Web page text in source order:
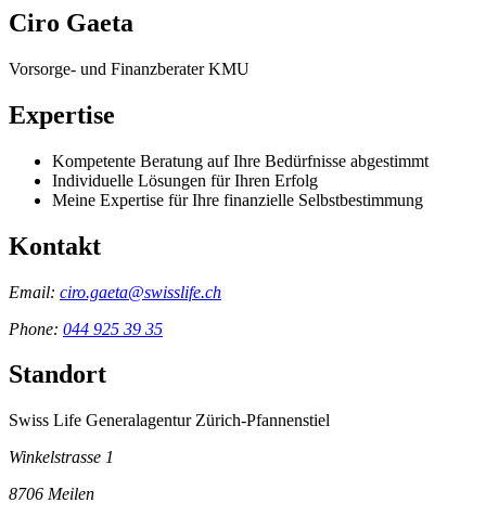
Ciro Gaeta
Vorsorge- und Finanzberater KMU
Expertise
Kompetente Beratung auf Ihre Bedürfnisse abgestimmt
Individuelle Lösungen für Ihren Erfolg
Meine Expertise für Ihre finanzielle Selbstbestimmung
Kontakt
Email: ciro.gaeta@swisslife.ch
Phone: 044 925 39 35
Standort
Swiss Life Generalagentur Zürich-Pfannenstiel
Winkelstrasse 1
8706 Meilen